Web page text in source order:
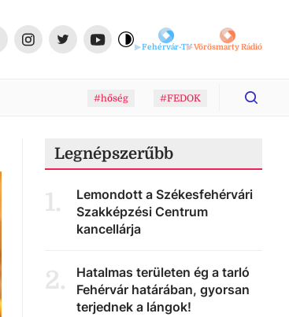
Fehérvár-TVVörösmarty Rádió
#hőség #FEDOK
Legnépszerűbb
1.
Lemondott a Székesfehérvári
Szakképzési Centrum
kancellárja
2.
Hatalmas területen ég a tarló
Fehérvár határában, gyorsan
terjednek a lángok!